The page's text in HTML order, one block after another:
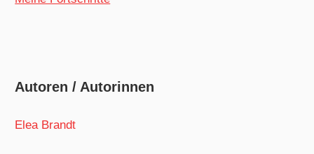
Autoren / Autorinnen
Elea Brandt